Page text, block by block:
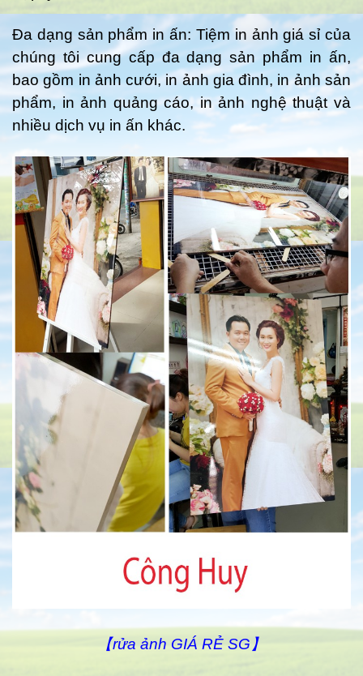
Đa dạng sản phẩm in ấn: Tiệm in ảnh giá sỉ của
chúng tôi cung cấp đa dạng sản phẩm in ấn,
bao gồm in ảnh cưới, in ảnh gia đình, in ảnh sản
phẩm, in ảnh quảng cáo, in ảnh nghệ thuật và
nhiều dịch vụ in ấn khác.
【rửa ảnh GIÁ RẺ SG】